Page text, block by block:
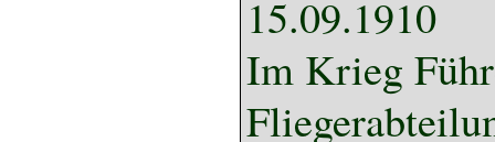
15.09.1910
Im Krieg